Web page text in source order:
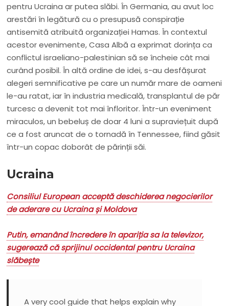
pentru Ucraina ar putea slăbi. În Germania, au avut loc
arestări în legătură cu o presupusă conspirație
antisemită atribuită organizației Hamas. În contextul
acestor evenimente, Casa Albă a exprimat dorința ca
conflictul israeliano-palestinian să se încheie cât mai
curând posibil. În altă ordine de idei, s-au desfășurat
alegeri semnificative pe care un număr mare de oameni
le-au ratat, iar în industria medicală, transplantul de păr
turcesc a devenit tot mai înfloritor. Într-un eveniment
miraculos, un bebeluș de doar 4 luni a supraviețuit după
ce a fost aruncat de o tornadă în Tennessee, fiind găsit
într-un copac doborât de părinții săi.
Ucraina
Consiliul European acceptă deschiderea negocierilor
de aderare cu Ucraina și Moldova
Putin, emanând încredere în apariția sa la televizor,
sugerează că sprijinul occidental pentru Ucraina
slăbește
A very cool guide that helps explain why